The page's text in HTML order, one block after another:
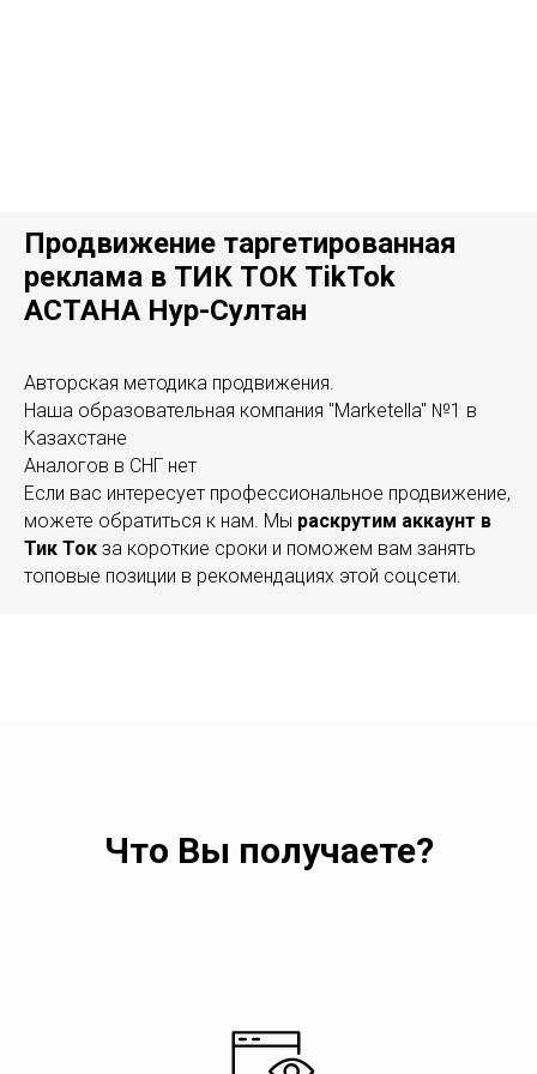
Продвижение таргетированная
реклама в ТИК ТОК TikTok
АСТАНА Нур-Султан
Авторская методика продвижения.
Наша образовательная компания "Marketella" №1 в
Казахстане
Аналогов в СНГ нет
Если вас интересует профессиональное продвижение,
можете обратиться к нам. Мы раскрутим аккаунт в
Тик Ток за короткие сроки и поможем вам занять
топовые позиции в рекомендациях этой соцсети.
Что Вы получаете?